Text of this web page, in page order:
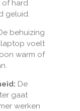
of hard
geluid.
behuizing
voelt
warm of
De
gaat
werken